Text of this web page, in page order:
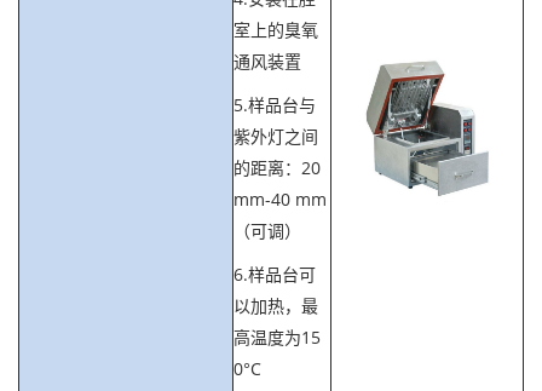
室上的臭氧
通风装置
5.样品台与
紫外灯之间
的距离：20
mm-40 mm
（可调）
6.样品台可
以加热，最
高温度为15
0°C